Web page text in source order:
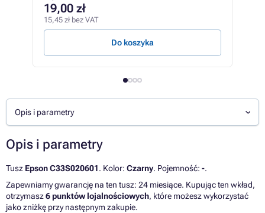
19,00 zł
15,45 zł bez VAT
Do koszyka
Opis i parametry
Opis i parametry
Tusz Epson C33S020601. Kolor: Czarny. Pojemność: -.
Zapewniamy gwarancję na ten tusz: 24 miesiące. Kupując ten wkład,
otrzymasz6 punktów lojalnościowych, które możesz wykorzystać
jako zniżkę przy następnym zakupie.